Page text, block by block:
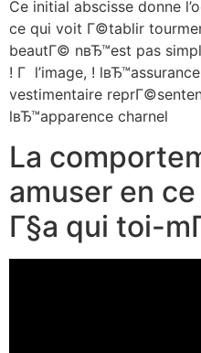
Ce initial abscisse donne
ce qui voit Г©tablir
beautГ© nвЂ™est pas
! Г l’image, !
vestimentaire
lвЂ™apparence charnel
La
amuser en
Г§a qui toi-